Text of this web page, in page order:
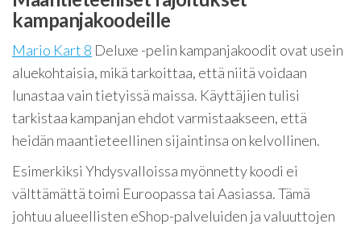
kampanjakoodeille
Mario Kart 8 Deluxe -pelin kampanjakoodit ovat usein
aluekohtaisia, mikä tarkoittaa, että niitä voidaan
lunastaa vain tietyissä maissa. Käyttäjien tulisi
tarkistaa kampanjan ehdot varmistaakseen, että
heidän maantieteellinen sijaintinsa on kelvollinen.
Esimerkiksi Yhdysvalloissa myönnetty koodi ei
välttämättä toimi Euroopassa tai Aasiassa. Tämä
johtuu alueellisten eShop-palveluiden ja valuuttojen